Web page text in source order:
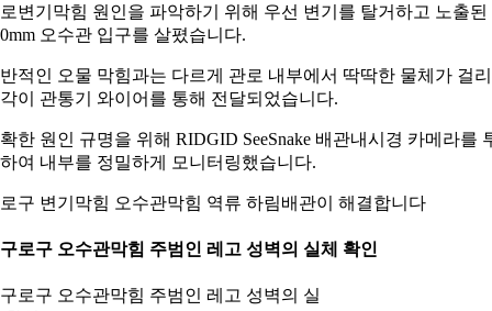
변기막힘 원인을 파악하기 위해 우선 변기를 탈거하고 노출된
오수관 입구를 살폈습니다.
적인 오물 막힘과는 다르게 관로 내부에서 딱딱한 물체가 걸
이 관통기 와이어를 통해 전달되었습니다.
한 원인 규명을 위해 RIDGID SeeSnake 배관내시경 카메라를
여 내부를 정밀하게 모니터링했습니다.
구 변기막힘 오수관막힘 역류 하림배관이 해결합니다
로구 오수관막힘 주범인 레고 성벽의 실체 확인